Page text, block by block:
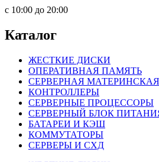
c 10:00 до 20:00
Каталог
ЖЕСТКИЕ ДИСКИ
ОПЕРАТИВНАЯ ПАМЯТЬ
СЕРВЕРНАЯ
КОНТРОЛЛЕРЫ
СЕРВЕРНЫЕ ПРОЦЕССОРЫ
СЕРВЕРНЫЙ БЛОК
БАТАРЕИ И КЭШ
КОММУТАТОРЫ
СЕРВЕРЫ И СХД